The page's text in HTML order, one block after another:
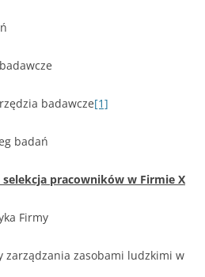
badawcze[1]
badań
selekcja pracowników w Firmie X
Firmy
zarządzania zasobami ludzkimi w